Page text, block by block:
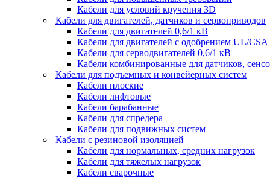
Кабели для условий кручения 3D
Кабели для двигателей, датчиков и сервоприводов
Кабели для двигателей 0,6/1 кВ
Кабели для двигателей с одобрением UL/CSA
Кабели для серводвигателей 0,6/1 кВ
Кабели комбинированные для датчиков,
Кабели для подъемных и конвейерных систем
Кабели плоские
Кабели лифтовые
Кабели барабанные
Кабели для спредера
Кабели для подвижных систем
Кабели с резиновой изоляцией
Кабели для нормальных, средних нагрузок
Кабели для тяжелых нагрузок
Кабели сварочные